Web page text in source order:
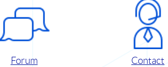
Forum Contact